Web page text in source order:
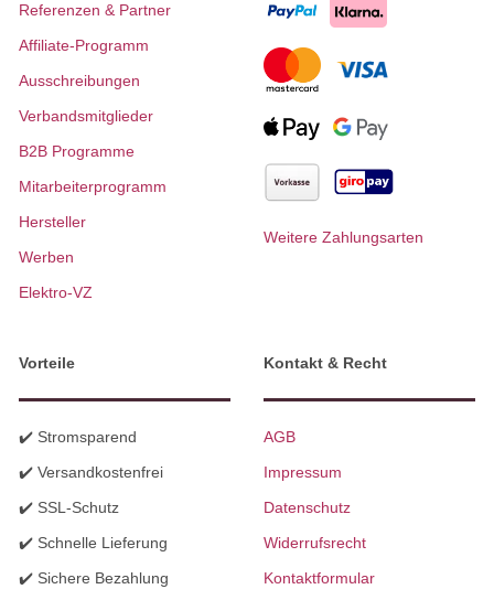
Referenzen & Partner
Affiliate-Programm
Ausschreibungen
Verbandsmitglieder
B2B Programme
Mitarbeiterprogramm
Hersteller
Werben
Elektro-VZ
Weitere Zahlungsarten
Vorteile
✔️ Stromsparend
✔️ Versandkostenfrei
✔️ SSL-Schutz
✔️ Schnelle Lieferung
✔️ Sichere Bezahlung
Kontakt & Recht
AGB
Impressum
Datenschutz
Widerrufsrecht
Kontaktformular